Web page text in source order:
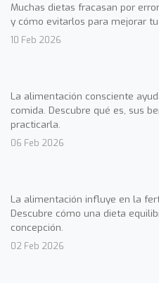
Muchas dietas fracasan por
y cómo evitarlos para mejorar
10 Feb 2026
La alimentación consciente
comida. Descubre qué es, sus
practicarla.
06 Feb 2026
La alimentación influye en la
Descubre cómo una dieta
concepción.
02 Feb 2026